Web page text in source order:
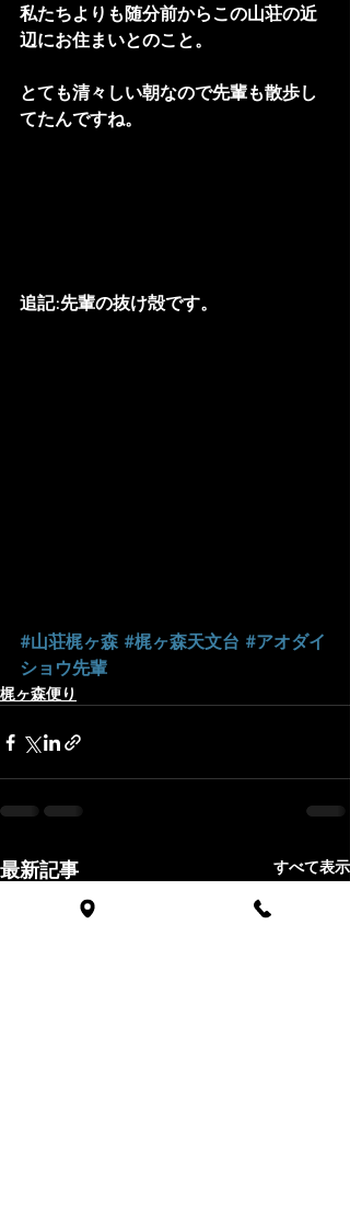
私たちよりも随分前からこの山荘の近
辺にお住まいとのこと。
とても清々しい朝なので先輩も散歩し
てたんですね。
追記:先輩の抜け殻です。
#山荘梶ヶ森 #梶ヶ森天文台 #アオダイ
ショウ先輩
梶ヶ森便り
最新記事 すべて表示